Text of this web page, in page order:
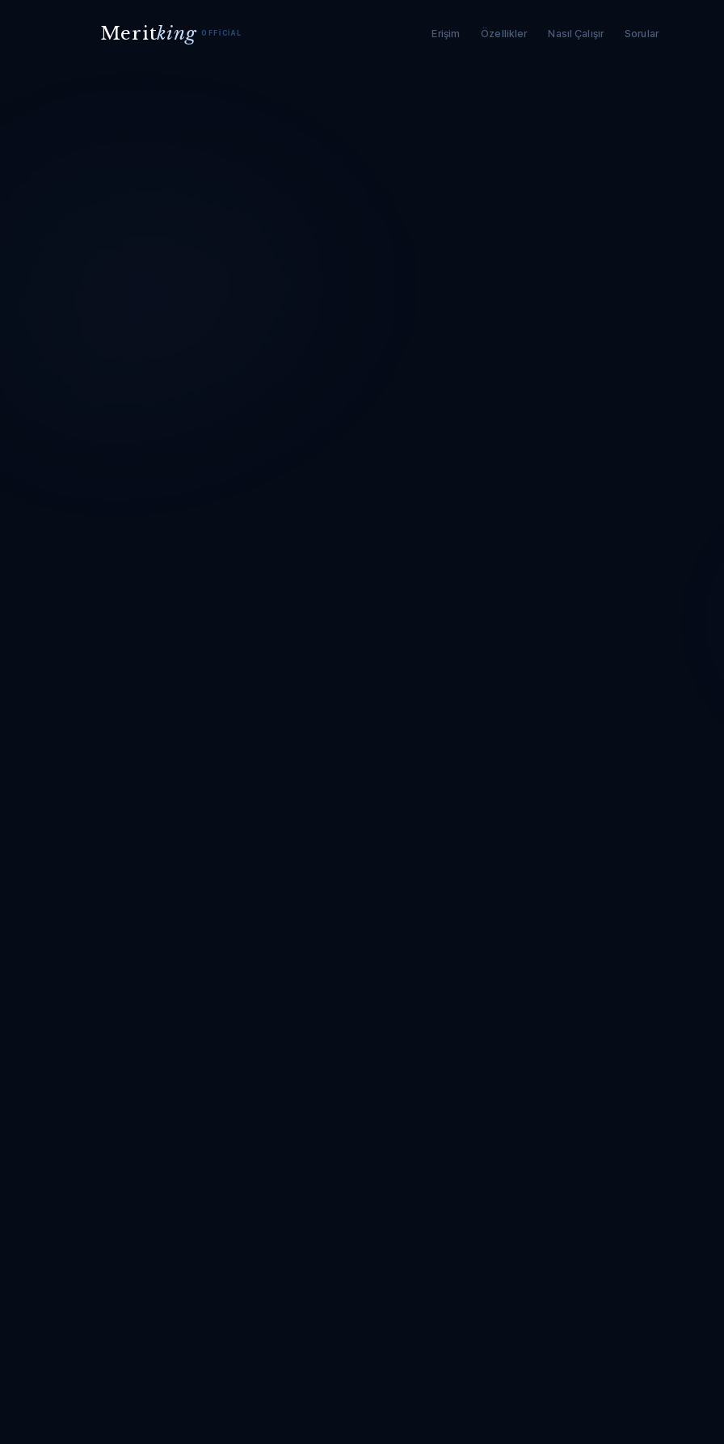
Meritking OFFICIAL Erişim Özellikler Nasıl Çalışır Sorular